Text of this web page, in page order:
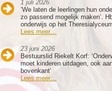
1 juli 2026
‘We laten de leerlingen hun
zo passend mogelijk maken’.
onderwijs op het
Lees meer…
23 juni 2026
Bestuurslid Riekelt Korf:
moet kinderen uitdagen, ook
bovenkant’
Lees meer…